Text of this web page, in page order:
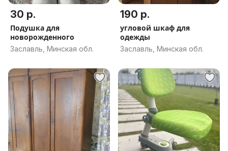
30 р.
Подушка для
новорожденного
Заславль, Минская обл.
190 р.
угловой шкаф для
одежды
Заславль, Минская обл.